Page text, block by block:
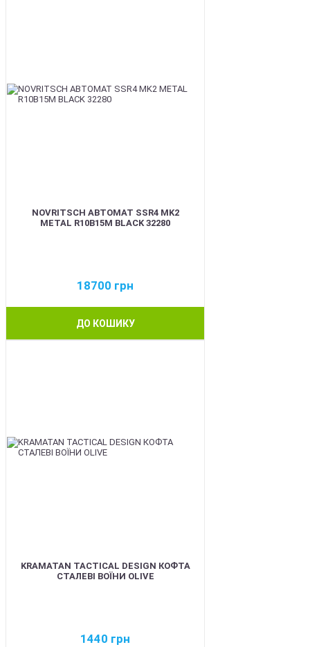
NOVRITSCH АВТОМАТ SSR4 MK2
METAL R10B15M BLACK 32280
18700 грн
ДО КОШИКУ
KRAMATAN TACTICAL DESIGN КОФТА
СТАЛЕВІ ВОЇНИ OLIVE
1440 грн